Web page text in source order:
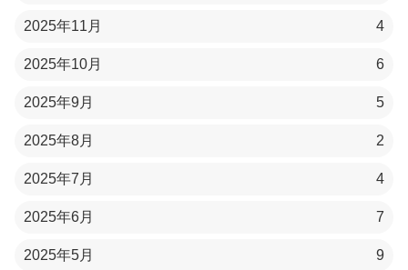
2025年11月 4
2025年10月 6
2025年9月 5
2025年8月 2
2025年7月 4
2025年6月 7
2025年5月 9